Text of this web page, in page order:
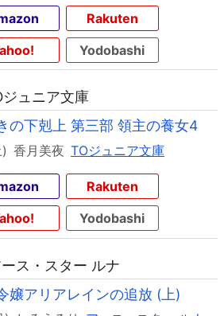
Rakuten
Yodobashi
ュニア文庫
の下剋上 第三部 領主の養女4
香月美夜 TOジュニア文庫
Rakuten
Yodobashi
ス・スター ルナ
嬢アリアレインの追放 (上)